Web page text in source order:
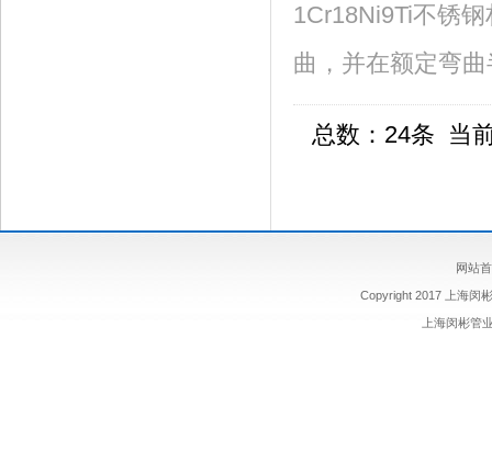
1Cr18Ni9Ti不锈
曲，并在额定弯
总数：24条 当
网站
Copyright 2017 上海闵
上海闵彬管